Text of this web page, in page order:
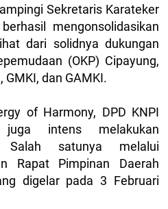
Sekretaris Karateker
mengonsolidasikan
dari solidnya dukungan
(OKP) Cipayung,
dan GAMKI.
of Harmony, DPD KNPI
juga intens melakukan
Salah satunya melalui
Rapat Pimpinan Daerah
digelar pada 3 Februari